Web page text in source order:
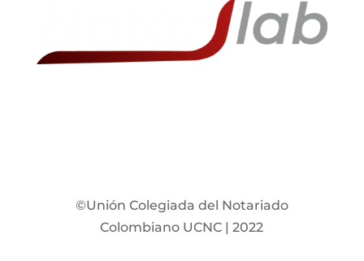
©Unión Colegiada del Notariado
Colombiano UCNC | 2022